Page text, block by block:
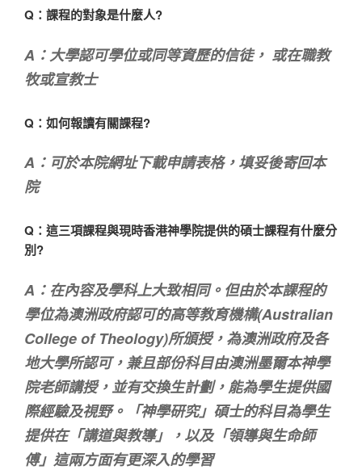
Q：課程的對象是什麼人?
A：大學認可學位或同等資歷的信徒， 或在職教
牧或宣教士
Q：如何報讀有關課程?
A：可於本院網址下載申請表格，填妥後寄回本
院
Q：這三項課程與現時香港神學院提供的碩士課程有什麼分
別?
A：在內容及學科上大致相同。但由於本課程的
學位為澳洲政府認可的高等教育機構(Australian
College of Theology)所頒授，為澳洲政府及各
地大學所認可，兼且部份科目由澳洲墨爾本神學
院老師講授，並有交換生計劃，能為學生提供國
際經驗及視野。「神學研究」碩士的科目為學生
提供在「講道與教導」，以及「領導與生命師
傅」這兩方面有更深入的學習